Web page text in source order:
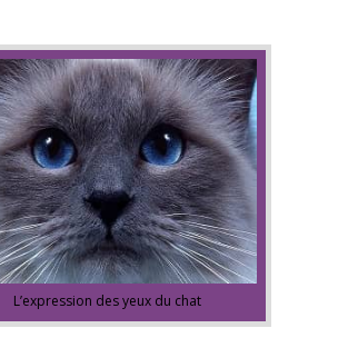
L’expression des yeux du chat